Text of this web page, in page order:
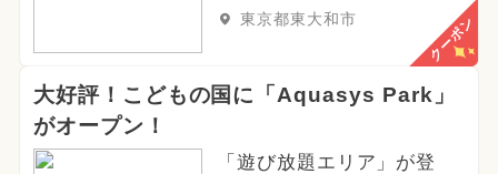
東京都東大和市 クーポン
大好評！こどもの国に「Aquasys Park」
がオープン！
「遊び放題エリア」が登